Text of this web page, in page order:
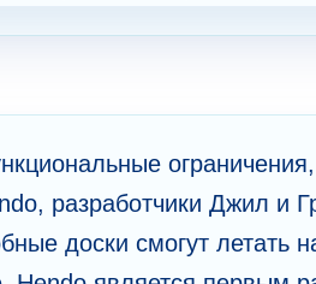
разработчики Джил и
доски смогут летать